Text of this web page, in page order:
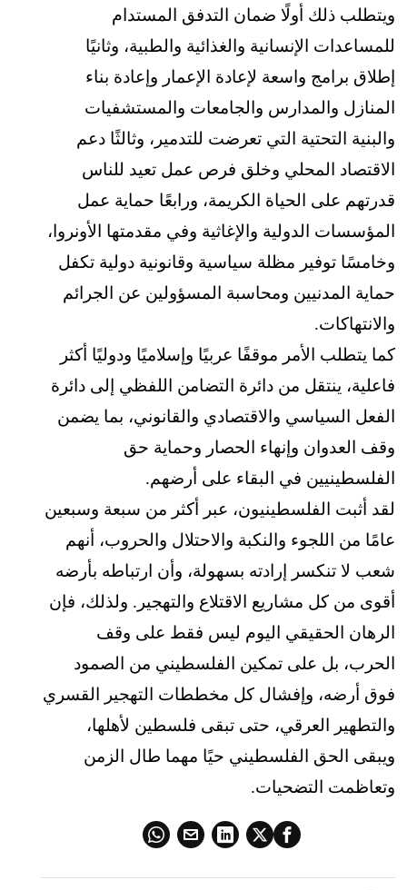
ويتطلب ذلك أولًا ضمان التدفق المستدام
للمساعدات الإنسانية والغذائية والطبية، وثانيًا
إطلاق برامج واسعة لإعادة الإعمار وإعادة بناء
المنازل والمدارس والجامعات والمستشفيات
والبنية التحتية التي تعرضت للتدمير، وثالثًا دعم
الاقتصاد المحلي وخلق فرص عمل تعيد للناس
قدرتهم على الحياة الكريمة، ورابعًا حماية عمل
المؤسسات الدولية والإغاثية وفي مقدمتها الأونروا،
وخامسًا توفير مظلة سياسية وقانونية دولية تكفل
حماية المدنيين ومحاسبة المسؤولين عن الجرائم
والانتهاكات.
كما يتطلب الأمر موقفًا عربيًا وإسلاميًا ودوليًا أكثر
فاعلية، ينتقل من دائرة التضامن اللفظي إلى دائرة
الفعل السياسي والاقتصادي والقانوني، بما يضمن
وقف العدوان وإنهاء الحصار وحماية حق
الفلسطينيين في البقاء على أرضهم.
لقد أثبت الفلسطينيون، عبر أكثر من سبعة وسبعين
عامًا من اللجوء والنكبة والاحتلال والحروب، أنهم
شعب لا تنكسر إرادته بسهولة، وأن ارتباطه بأرضه
أقوى من كل مشاريع الاقتلاع والتهجير. ولذلك، فإن
الرهان الحقيقي اليوم ليس فقط على وقف
الحرب، بل على تمكين الفلسطيني من الصمود
فوق أرضه، وإفشال كل مخططات التهجير القسري
والتطهير العرقي، حتى تبقى فلسطين لأهلها،
ويبقى الحق الفلسطيني حيًا مهما طال الزمن
وتعاظمت التضحيات.